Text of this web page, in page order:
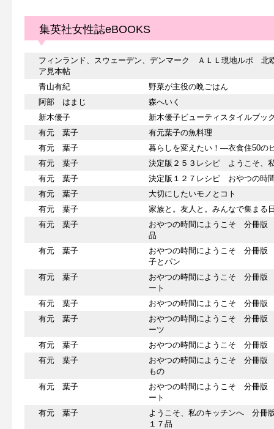
集英社女性誌eBOOKS
フィンランド、スウェーデン、デンマーク ＡＬＬ現地ルポ 北
ア見本帖
青山有紀
野菜が主役の晩ごはん
阿部 はまじ
森へいく
新木優子
新木優子ビューティスタイルブ
有元 葉子
有元葉子の魚料理
有元 葉子
暮らしを変えたい！―衣食住50の
有元 葉子
決定版２５３レシピ ようこそ、
有元 葉子
決定版１２７レシピ おやつの時
有元 葉子
大切にしたいモノとコト
有元 葉子
家族と。友人と。みんなで集まる
有元 葉子
おやつの時間にようこそ 分冊
品
有元 葉子
おやつの時間にようこそ 分冊
子とパン
有元 葉子
おやつの時間にようこそ 分冊
ート
有元 葉子
おやつの時間にようこそ 分冊
有元 葉子
おやつの時間にようこそ 分冊
ーツ
有元 葉子
おやつの時間にようこそ 分冊
有元 葉子
おやつの時間にようこそ 分冊
もの
有元 葉子
おやつの時間にようこそ 分冊
ート
有元 葉子
ようこそ、私のキッチンへ 分
１７品